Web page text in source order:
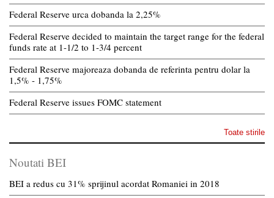
Federal Reserve urca dobanda la 2,25%
Federal Reserve decided to maintain the target range for the federal
funds rate at 1-1/2 to 1-3/4 percent
Federal Reserve majoreaza dobanda de referinta pentru dolar la
1,5% - 1,75%
Federal Reserve issues FOMC statement
Toate stirile
Noutati BEI
BEI a redus cu 31% sprijinul acordat Romaniei in 2018